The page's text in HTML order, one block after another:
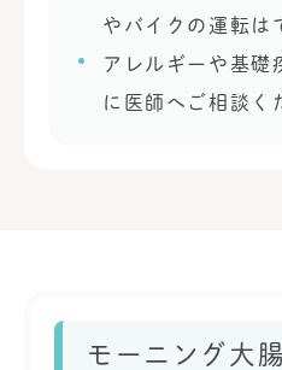
やバイクの運転は
アレルギーや基礎
に医師へご相談く
モーニング大